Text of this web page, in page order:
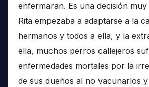
enfermaran. Es una decisión
Rita empezaba a adaptarse a la
hermanos y todos a ella, y la
ella, muchos perros callejeros
enfermedades mortales por la
de sus dueños al no vacunarlos